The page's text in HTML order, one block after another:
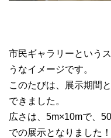
市民ギャラリーという
うなイメージです。
このたびは、展示期間
できました。
広さは、5m×10mで、
での展示となりました！